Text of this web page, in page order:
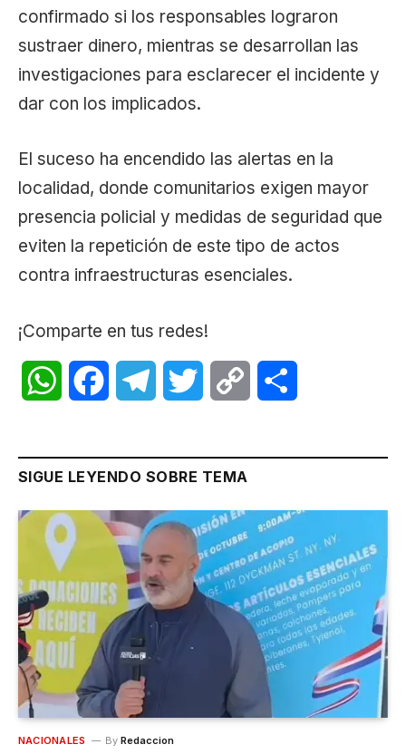
confirmado si los responsables lograron
sustraer dinero, mientras se desarrollan las
investigaciones para esclarecer el incidente y
dar con los implicados.
El suceso ha encendido las alertas en la
localidad, donde comunitarios exigen mayor
presencia policial y medidas de seguridad que
eviten la repetición de este tipo de actos
contra infraestructuras esenciales.
¡Comparte en tus redes!
WhatsAppFacebookTelegramTwitter Copy
SIGUE LEYENDO SOBRE TEMA
NACIONALES By Redaccion